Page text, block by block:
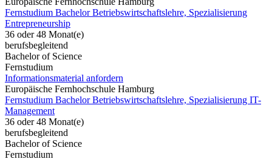
Fernstudium Bachelor Betriebswirtschaftslehre, Spezialisierung
Entrepreneurship
36 oder 48 Monat(e)
berufsbegleitend
Bachelor of Science
Fernstudium
Informationsmaterial anfordern
Europäische Fernhochschule Hamburg
Fernstudium Bachelor Betriebswirtschaftslehre, Spezialisierung IT-
Management
36 oder 48 Monat(e)
berufsbegleitend
Bachelor of Science
Fernstudium